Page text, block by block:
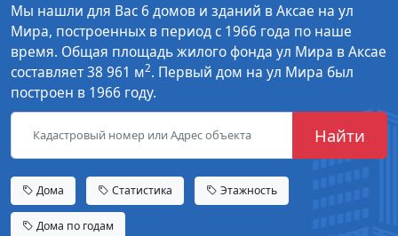
Мы нашли для Вас 6 домов и зданий в Аксае на ул
Мира, построенных в период с 1966 года по наше
время. Общая площадь жилого фонда ул Мира в Аксае
составляет 38 961 м2. Первый дом на ул Мира был
построен в 1966 году.
Найти
Дома Статистика Этажность
Дома по годам